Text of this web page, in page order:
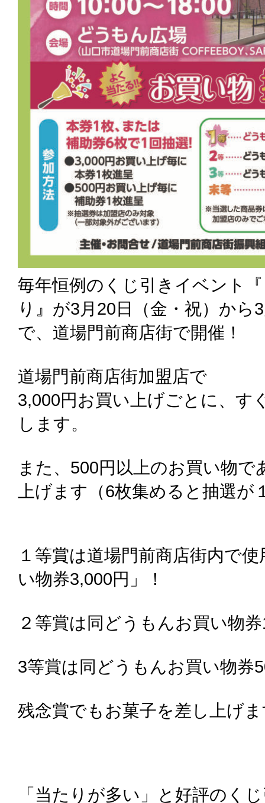
毎年恒例のくじ引きイベント
り』が3月20日（金・祝）から
で、道場門前商店街で開催！
道場門前商店街加盟店で
3,000円お買い上げごとに、す
します。
また、500円以上のお買い物
上げます（6枚集めると抽選が
１等賞は道場門前商店街内で
い物券3,000円」！
２等賞は同どうもんお買い物
3等賞は同どうもんお買い物券
残念賞でもお菓子を差し上げ
「当たりが多い」と好評のく